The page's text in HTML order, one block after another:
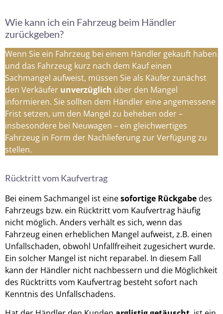
Wie kann ich ein Fahrzeug beim Händler
zurückgeben?
Wenn Sie ein Fahrzeug bei einem Händler gekauft haben
und das Fahrzeug kurz nach dem Kauf einen
Sachmangel aufweist, müssen Sie als Käufer zunächst
den Verkäufer unverzüglich über den Mangel
informieren. Sie sollten dem Händler eine angemessene
Frist setzen, um den Mangel zu beheben oder –
insbesondere bei Neuwagen – ein gleichwertiges
Fahrzeug in Form der Nachlieferung zur Verfügung zu
stellen.
Rücktritt vom Kaufvertrag
Bei einem Sachmangel ist einesofortige Rückgabedes
Fahrzeugs bzw. ein Rücktritt vom Kaufvertrag häufig
nicht möglich. Anders verhält es sich, wenn das
Fahrzeug einen erheblichen Mangel aufweist, z.B. einen
Unfallschaden, obwohl Unfallfreiheit zugesichert wurde.
Ein solcher Mangel ist nicht reparabel. In diesem Fall
kann der Händler nicht nachbessern und die Möglichkeit
des Rücktritts vom Kaufvertrag besteht sofort nach
Kenntnis des Unfallschadens.